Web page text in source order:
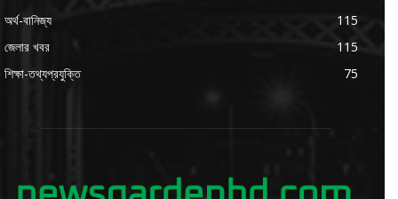
অর্থ-বানিজ্য
115
জেলার খবর
115
শিক্ষা-তথ্যপ্রযুক্তি
75